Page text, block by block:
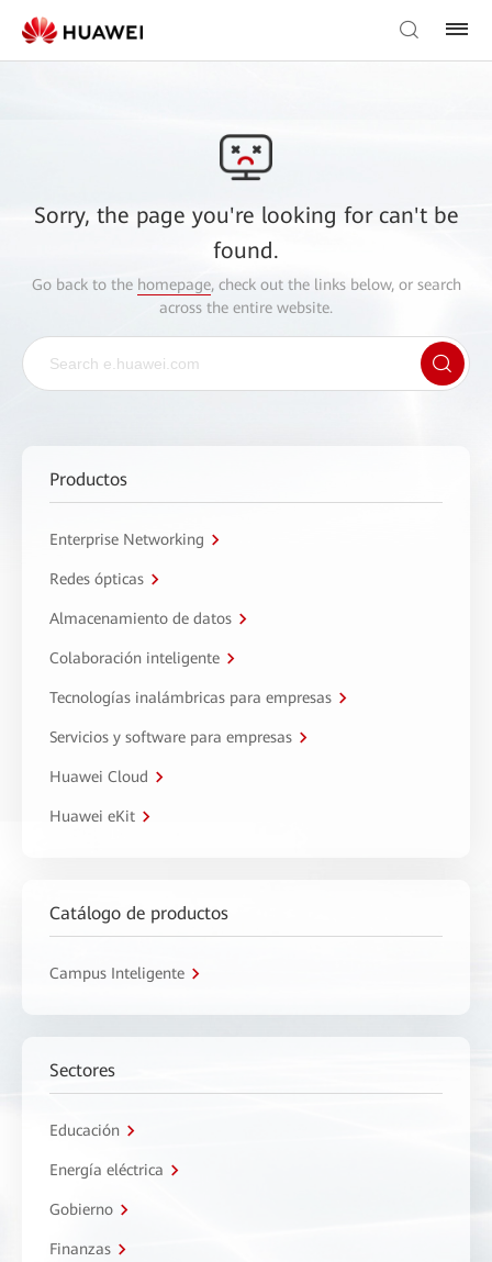
Sorry, the page you're looking for can't be
found.
Go back to the homepage, check out the links below, or search
across the entire website.
Productos
Enterprise Networking
Redes ópticas
Almacenamiento de datos
Colaboración inteligente
Tecnologías inalámbricas para empresas
Servicios y software para empresas
Huawei Cloud
Huawei eKit
Catálogo de productos
Campus Inteligente
Sectores
Educación
Energía eléctrica
Gobierno
Finanzas